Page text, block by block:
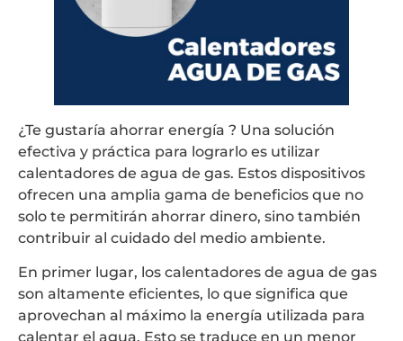
¿Te gustaría ahorrar energía ? Una solución
efectiva y práctica para lograrlo es utilizar
calentadores de agua de gas. Estos dispositivos
ofrecen una amplia gama de beneficios que no
solo te permitirán ahorrar dinero, sino también
contribuir al cuidado del medio ambiente.
En primer lugar, los calentadores de agua de gas
son altamente eficientes, lo que significa que
aprovechan al máximo la energía utilizada para
calentar el agua. Esto se traduce en un menor